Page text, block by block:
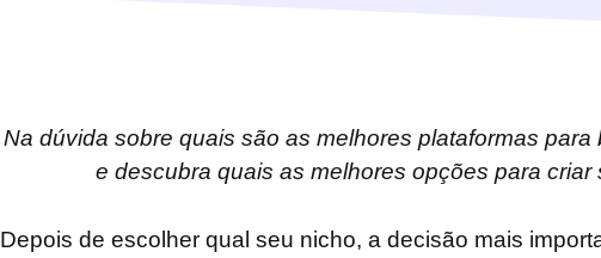
Na dúvida sobre quais são as melhores plataformas
e descubra quais as melhores opções para criar
Depois de escolher qual seu nicho, a decisão mais